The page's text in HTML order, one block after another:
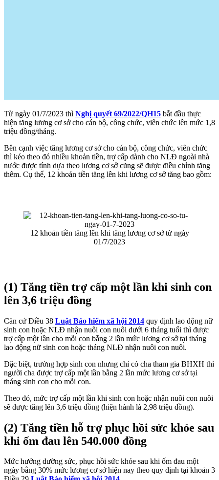
Từ ngày 01/7/2023 thì Nghị quyết 69/2022/QH15 bắt đầu thực
hiện tăng lương cơ sở cho cán bộ, công chức, viên chức lên mức 1,8
triệu đồng/tháng.
Bên cạnh việc tăng lương cơ sở cho cán bộ, công chức, viên chức
thì kéo theo đó nhiều khoản tiền, trợ cấp dành cho NLĐ ngoài nhà
nước được tính dựa theo lương cơ sở cũng sẽ được điều chỉnh tăng
thêm. Cụ thể, 12 khoản tiền tăng lên khi lương cơ sở tăng bao gồm:
12 khoản tiền tăng lên khi tăng lương cơ sở từ ngày
01/7/2023
(1) Tăng tiền trợ cấp một lần khi sinh con
lên 3,6 triệu đồng
Căn cứ Điều 38 Luật Bảo hiểm xã hội 2014 quy định lao động nữ
sinh con hoặc NLĐ nhận nuôi con nuôi dưới 6 tháng tuổi thì được
trợ cấp một lần cho mỗi con bằng 2 lần mức lương cơ sở tại tháng
lao động nữ sinh con hoặc tháng NLĐ nhận nuôi con nuôi.
Đặc biệt, trường hợp sinh con nhưng chỉ có cha tham gia BHXH thì
người cha được trợ cấp một lần bằng 2 lần mức lương cơ sở tại
tháng sinh con cho mỗi con.
Theo đó, mức trợ cấp một lần khi sinh con hoặc nhận nuôi con nuôi
sẽ được tăng lên 3,6 triệu đồng (hiện hành là 2,98 triệu đồng).
(2) Tăng tiền hỗ trợ phục hồi sức khỏe sau
khi ốm đau lên 540.000 đồng
Mức hưởng dưỡng sức, phục hồi sức khỏe sau khi ốm đau một
ngày bằng 30% mức lương cơ sở hiện nay theo quy định tại khoản 3